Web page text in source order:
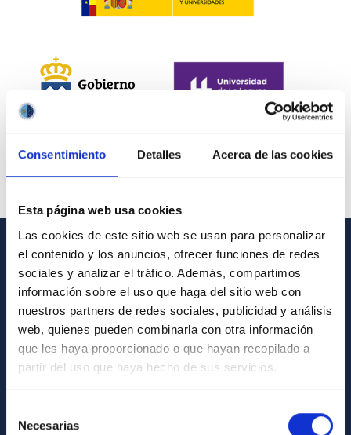
Consentimiento Detalles Acerca de las cookies
Esta página web usa cookies
Las cookies de este sitio web se usan para personalizar
el contenido y los anuncios, ofrecer funciones de redes
sociales y analizar el tráfico. Además, compartimos
información sobre el uso que haga del sitio web con
nuestros partners de redes sociales, publicidad y análisis
web, quienes pueden combinarla con otra información
que les haya proporcionado o que hayan recopilado a
partir del uso que haya hecho de sus servicios.
Necesarias
INFORMACIÓN GENERAL
Contacto
Cómo llegar al IAC
Directorio de personal
Biblioteca